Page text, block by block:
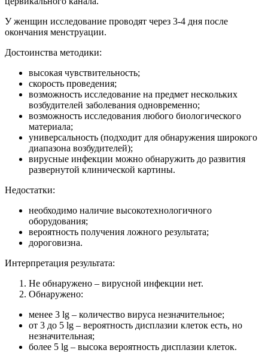
У женщин исследование проводят через 3-4 дня после
окончания менструации.
Достоинства методики:
высокая чувствительность;
скорость проведения;
возможность исследование на предмет нескольких
возбудителей заболевания одновременно;
возможность исследования любого биологического
материала;
универсальность (подходит для обнаружения широкого
диапазона возбудителей);
вирусные инфекции можно обнаружить до развития
развернутой клинической картины.
Недостатки:
необходимо наличие высокотехнологичного
оборудования;
вероятность получения ложного результата;
дороговизна.
Интерпретация результата:
Не обнаружено – вирусной инфекции нет.
Обнаружено:
менее 3 lg – количество вируса незначительное;
от 3 до 5 lg – вероятность дисплазии клеток есть, но
незначительная;
более 5 lg – высока вероятность дисплазии клеток.